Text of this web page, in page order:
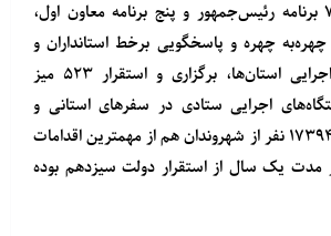
مرکز ارتباطات در ۷۹ برنامه رئیس‌جمهور و پنج برنامه معاون اول،
چهره‌به چهره و پاسخگویی برخط استانداران و
مدیران دستگاه‌های اجرایی استان‌ها، برگزاری و استقرار ۵۲۳ میز
اجرایی ستادی در سفرهای استانی و
رسیدگی به مطالبه ۱۷۳۹۴۸ نفر از شهروندان هم از مهمترین اقدامات
مدت یک سال از استقرار دولت سیزدهم بوده